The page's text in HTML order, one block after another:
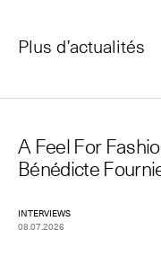
Plus d’actualités
A Feel For
Bénédicte
INTERVIEWS
08.07.2026